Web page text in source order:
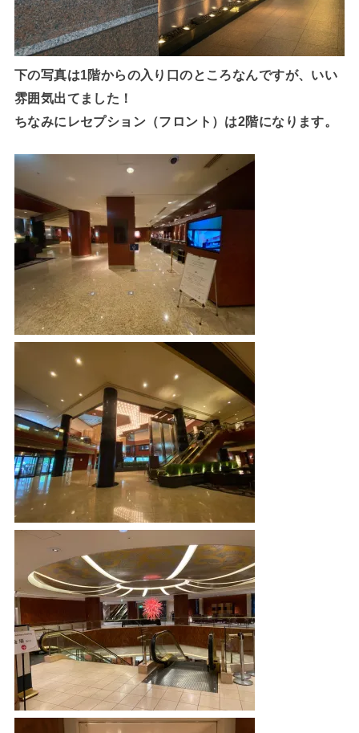
下の写真は1階からの入り口のところなんですが、いい
雰囲気出てました！
ちなみにレセプション（フロント）は2階になります。